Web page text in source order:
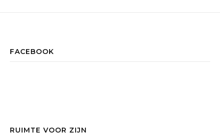
FACEBOOK
RUIMTE VOOR ZIJN